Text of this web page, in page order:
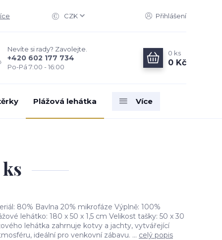
CZK Přihlášení
Nevíte si rady? Zavolejte.
+420 602 177 734
Po-Pá 7:00 - 16:00
0 ks
0 Kč
Plážová lehátka Více
80% Bavlna 20% mikrofáze Výplně: 100%
lehátko: 180 x 50 x 1,5 cm Velikost tašky: 50 x 30
lehátka zahrnuje kotvy a jachty, vytvářející
ideální pro venkovní zábavu. ... celý popis